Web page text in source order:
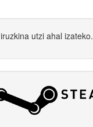
iruzkina utzi ahal izateko.